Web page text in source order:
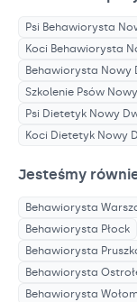
Psi Behawiorysta
Koci Behawiorysta
Behawiorysta Nowy
Szkolenie Psów
Psi Dietetyk Nowy
Koci Dietetyk Nowy
Jesteśmy
Behawiorysta
Behawiorysta Płock
Behawiorysta
Behawiorysta
Behawiorysta